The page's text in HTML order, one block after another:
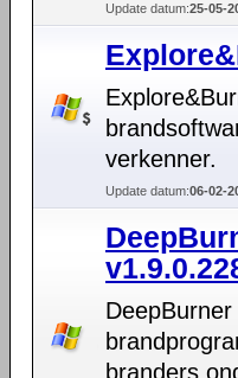
Update datum:25-05-
verkenner.
Update datum:06-02-
branders